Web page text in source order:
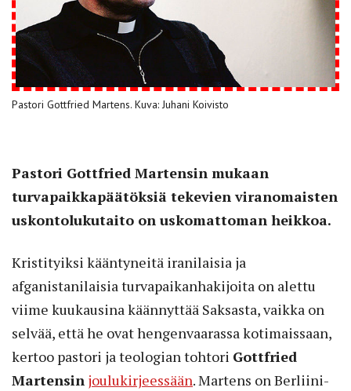
Pastori Gottfried Martens. Kuva: Juhani Koivisto
Pastori Gottfried Martensin mukaan
turvapaikka­päätöksiä tekevien viranomaisten
uskontolukutaito on uskomattoman heikkoa.
Kristityiksi kääntyneitä iranilaisia ja
afganistanilaisia turvapaikanhakijoita on alettu
viime kuukausina käännyttää Saksasta, vaikka on
selvää, että he ovat hengenvaarassa kotimaissaan,
kertoo pastori ja teologian tohtori Gottfried
Martensin joulukirjeessään. Martens on Berliini-